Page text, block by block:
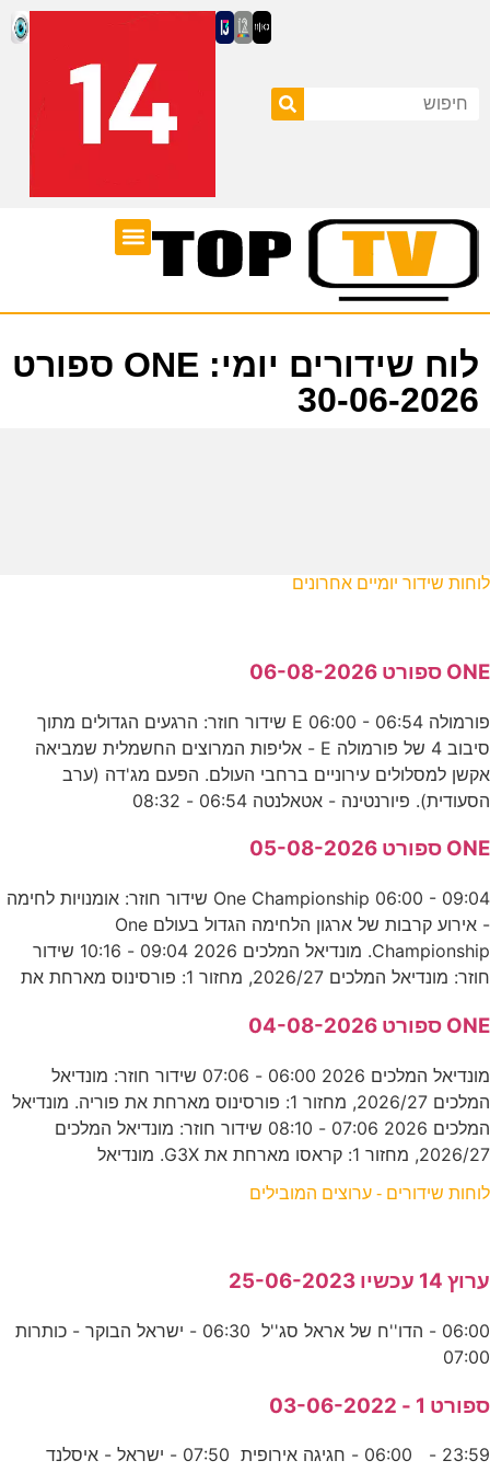
לוח שידורים יומי: ONE ספורט
30-06-2026
לוחות שידור יומיים אחרונים
ONE ספורט 06-08-2026
פורמולה E 06:00 - 06:54 שידור חוזר: הרגעים הגדולים מתוך
סיבוב 4 של פורמולה E - אליפות המרוצים החשמלית שמביאה
אקשן למסלולים עירוניים ברחבי העולם. הפעם מג'דה (ערב
הסעודית). פיורנטינה - אטאלנטה 06:54 - 08:32
ONE ספורט 05-08-2026
One Championship 06:00 - 09:04 שידור חוזר: אומנויות לחימה
- אירוע קרבות של ארגון הלחימה הגדול בעולם One
Championship. מונדיאל המלכים 2026 09:04 - 10:16 שידור
חוזר: מונדיאל המלכים 2026/27, מחזור 1: פורסינוס מארחת את
ONE ספורט 04-08-2026
מונדיאל המלכים 2026 06:00 - 07:06 שידור חוזר: מונדיאל
המלכים 2026/27, מחזור 1: פורסינוס מארחת את פוריה. מונדיאל
המלכים 2026 07:06 - 08:10 שידור חוזר: מונדיאל המלכים
2026/27, מחזור 1: קראסו מארחת את G3X. מונדיאל
לוחות שידורים - ערוצים המובילים
ערוץ 14 עכשיו 25-06-2023
06:00 - הדו''ח של אראל סג''ל 06:30 - ישראל הבוקר - כותרות
07:00
ספורט 1 - 03-06-2022
23:59 - 06:00 - חגיגה אירופית 07:50 - ישראל - איסלנד